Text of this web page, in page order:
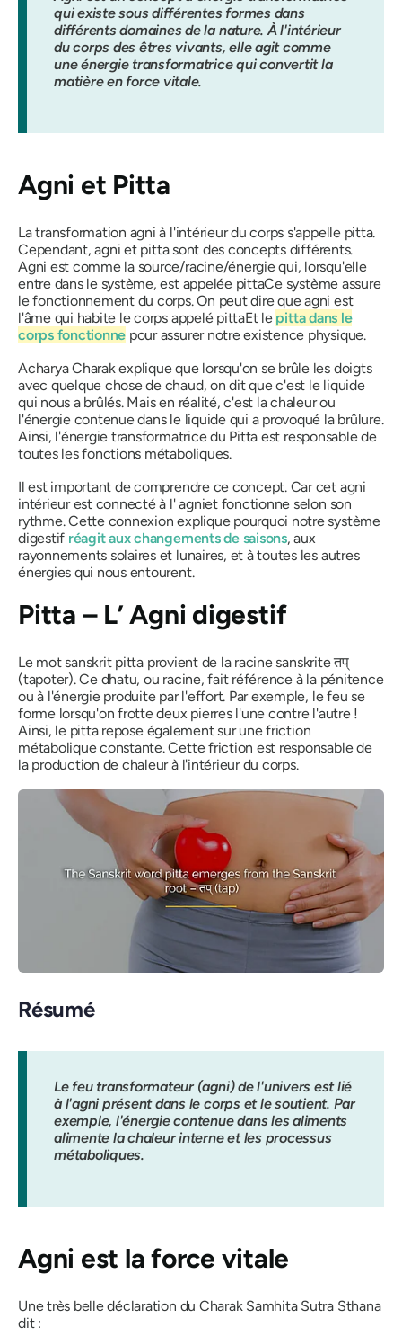
qui existe sous différentes formes dans
différents domaines de la nature. À l'intérieur
du corps des êtres vivants, elle agit comme
une énergie transformatrice qui convertit la
matière en force vitale.
Agni et Pitta
La transformation agni à l'intérieur du corps s'appelle pitta.
Cependant,agni et pittasont des concepts différents.
Agni est comme la source/racine/énergie qui, lorsqu'elle
entre dans le système, est appelée pittaCe système assure
le fonctionnement du corps. On peut dire queagni est
l'âme qui habite le corps appelé pittaEt le pittadans le
corps fonctionne pour assurer notre existence physique.
Acharya Charak explique que lorsqu'on se brûle les doigts
avec quelque chose de chaud, on dit que c'est le liquide
qui nous a brûlés. Mais en réalité, c'est la chaleur ou
l'énergie contenue dans le liquide qui a provoqué la brûlure.
Ainsi, l'énergie transformatrice du Pitta est responsable de
toutes les fonctions métaboliques.
Il est important de comprendre ce concept. Car cet agni
intérieur est connecté à l'agniet fonctionne selon son
rythme. Cette connexion explique pourquoi notre système
digestif réagit aux changements de saisons, aux
rayonnements solaires et lunaires, et à toutes les autres
énergies qui nous entourent.
Pitta – L’Agni digestif
Le mot sanskrit pittaprovient de la racine sanskrite तप्
(tapoter). Ce dhatu, ou racine, fait référence à la pénitence
ou à l'énergie produite par l'effort. Par exemple, le feu se
forme lorsqu'on frotte deux pierres l'une contre l'autre !
Ainsi, le pittarepose également sur une friction
métabolique constante. Cette friction est responsable de
la production de chaleur à l'intérieur du corps.
Résumé
Le feu transformateur (agni) de l'univers est lié
à l'agni présent dans le corps et le soutient. Par
exemple, l'énergie contenue dans les aliments
alimente la chaleur interne et les processus
métaboliques.
Agni est la force vitale
Une très belle déclaration du Charak Samhita Sutra Sthana
dit :